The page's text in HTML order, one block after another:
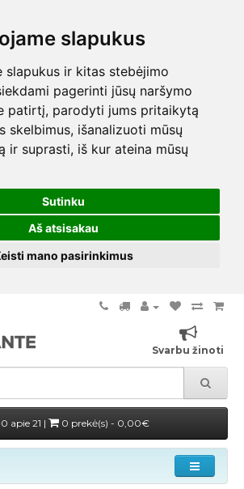
slapukus
slapukus ir kitas stebėjimo
pagerinti jūsų naršymo
patirtį, parodyti jums pritaikytą
skelbimus, išanalizuoti mūsų
ir suprasti, iš kur ateina mūsų
Sutinku
Aš atsisakau
mano pasirinkimus
Svarbu žinoti
apie 21 | 0 prekė(s) - 0,00€